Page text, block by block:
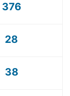
376
28
38